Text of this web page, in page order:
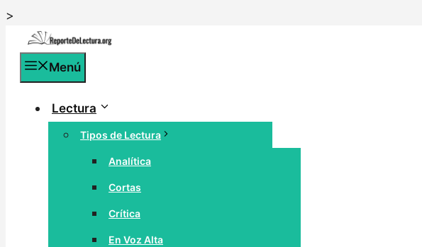
>
contenido
Menú
Lectura
Tipos de Lectura
Analítica
Cortas
Crítica
En Voz Alta